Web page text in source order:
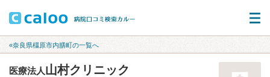
«奈良県橿原市内膳町の一覧へ
医療法人山村クリニック